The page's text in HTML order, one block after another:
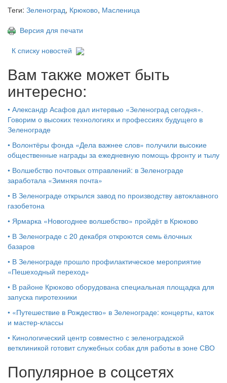
Теги: Зеленоград, Крюково, Масленица
Версия для печати
К списку новостей
Вам также может быть
интересно:
• Александр Асафов дал интервью «Зеленоград сегодня».
Говорим о высоких технологиях и профессиях будущего в
Зеленограде
• Волонтёры фонда «Дела важнее слов» получили высокие
общественные награды за ежедневную помощь фронту и тылу
• Волшебство почтовых отправлений: в Зеленограде
заработала «Зимняя почта»
• В Зеленограде открылся завод по производству автоклавного
газобетона
• Ярмарка «Новогоднее волшебство» пройдёт в Крюково
• В Зеленограде с 20 декабря откроются семь ёлочных
базаров
• В Зеленограде прошло профилактическое мероприятие
«Пешеходный переход»
• В районе Крюково оборудована специальная площадка для
запуска пиротехники
• «Путешествие в Рождество» в Зеленограде: концерты, каток
и мастер‑классы
• Кинологический центр совместно с зеленоградской
ветклиникой готовит служебных собак для работы в зоне СВО
Популярное в соцсетях